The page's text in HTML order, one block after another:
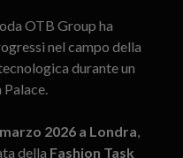
OTB Group ha
nel campo della
durante un
2026 a Londra,
della Fashion Task